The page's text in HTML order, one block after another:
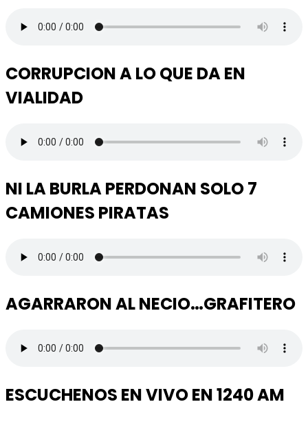
CORRUPCION A LO QUE DA EN
VIALIDAD
NI LA BURLA PERDONAN SOLO 7
CAMIONES PIRATAS
AGARRARON AL NECIO…GRAFITERO
ESCUCHENOS EN VIVO EN 1240 AM